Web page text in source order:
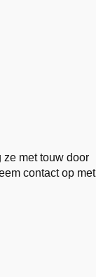
ze met touw door
contact op met